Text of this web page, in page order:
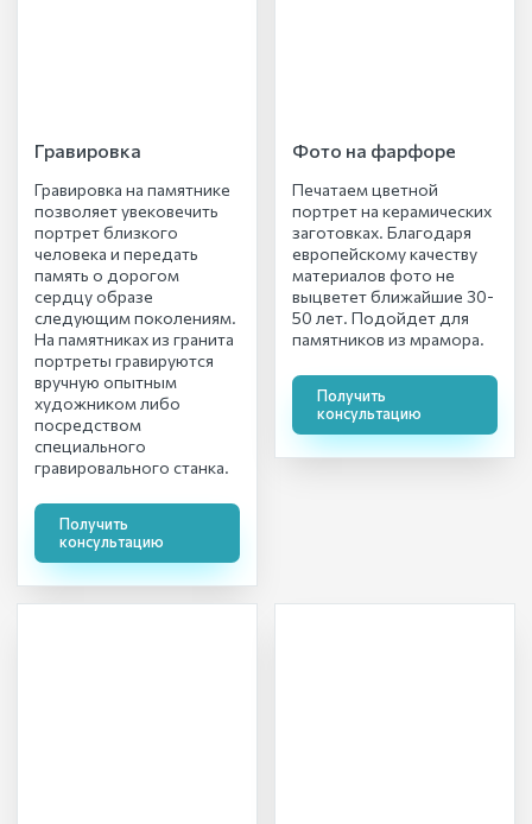
Гравировка
Гравировка на памятнике
позволяет увековечить
портрет близкого
человека и передать
память о дорогом
сердцу образе
следующим поколениям.
На памятниках из гранита
портреты гравируются
вручную опытным
художником либо
посредством
специального
гравировального станка.
Получить
консультацию
Фото на фарфоре
Печатаем цветной
портрет на керамических
заготовках. Благодаря
европейскому качеству
материалов фото не
выцветет ближайшие 30-
50 лет. Подойдет для
памятников из мрамора.
Получить
консультацию